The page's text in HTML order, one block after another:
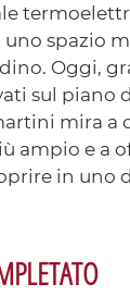
spazio
Oggi,
sul piano
mira a
ampio e a
in uno